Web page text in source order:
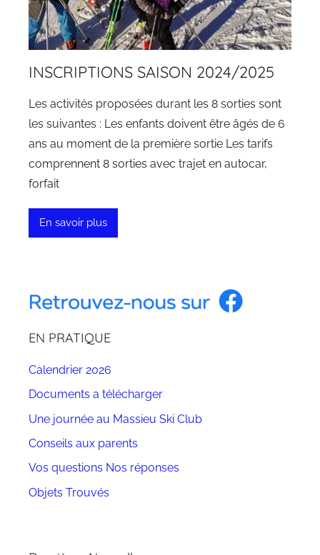
INSCRIPTIONS SAISON 2024/2025
Les activités proposées durant les 8 sorties sont
les suivantes : Les enfants doivent être âgés de 6
ans au moment de la première sortie Les tarifs
comprennent 8 sorties avec trajet en autocar,
forfait
En savoir plus
EN PRATIQUE
Calendrier 2026
Documents a télécharger
Une journée au Massieu Ski Club
Conseils aux parents
Vos questions Nos réponses
Objets Trouvés